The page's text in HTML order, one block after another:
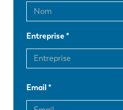
Entreprise
Email